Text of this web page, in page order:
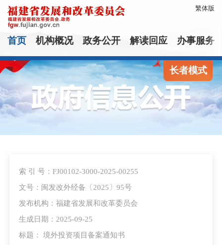
繁体版
首页 机构概况 政务公开 解读回应 办事服务
长者模式
索 引 号：FJ00102-3000-2025-00255
文号：闽发改外经备〔2025〕95号
发布机构：福建省发展和改革委员会
生成日期：2025-09-25
标题： 境外投资项目备案通知书